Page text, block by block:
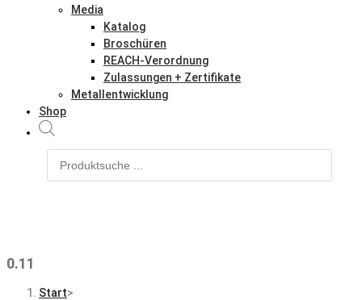
Media
Katalog
Broschüren
REACH-Verordnung
Zulassungen + Zertifikate
Metallentwicklung
Shop
0.11
Start>